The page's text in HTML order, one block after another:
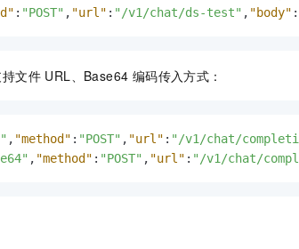
: "POST" , "url" : "/v1/chat/ds-test" , "body" :
文件 URL、Base64 编码传入方式：
, "method" : "POST" , "url" : "/v1/chat/
, "method" : "POST" , "url" : "/v1/chat/